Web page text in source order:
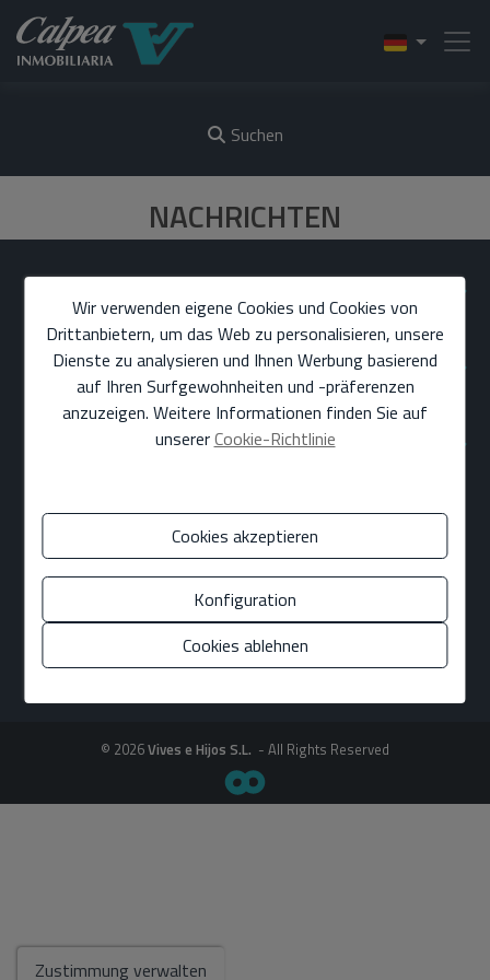
Suchen
NACHRICHTEN
FINDEN SIE UNS
ABSCHNITTE
DIREKTE LINKS
© 2026Vives e Hijos S.L. - All Rights Reserved
Zustimmung verwalten
Wir verwenden eigene Cookies und Cookies von
Drittanbietern, um das Web zu personalisieren, unsere
Dienste zu analysieren und Ihnen Werbung basierend
auf Ihren Surfgewohnheiten und -präferenzen
anzuzeigen. Weitere Informationen finden Sie auf
unsererCookie-Richtlinie
Cookies akzeptieren
Konfiguration
Cookies ablehnen